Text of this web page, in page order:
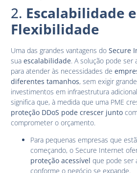
2. Escalabilidade e
Flexibilidade
Uma das grandes vantagens doSecure
suaescalabilidade. A solução pode ser
para atender às necessidades de
diferentes tamanhos, sem exigir
investimentos em infraestrutura
significa que, à medida que uma PME
proteção DDoS pode crescer junto
comprometer o orçamento.
Para pequenas empresas que
começando, o Secure Internet
proteção acessível que pode ser
conforme o negócio se expande.